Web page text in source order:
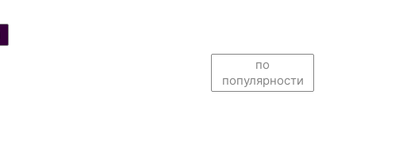
по
популярности